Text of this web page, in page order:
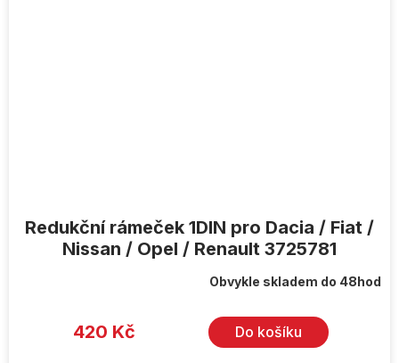
Redukční rámeček 1DIN pro Dacia / Fiat /
Nissan / Opel / Renault 3725781
Obvykle skladem do 48hod
420 Kč Do košíku